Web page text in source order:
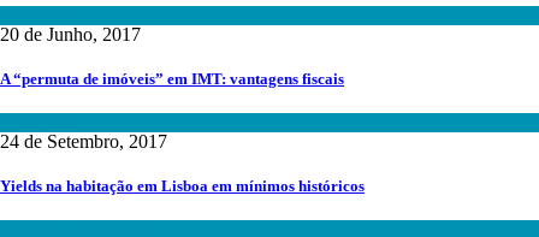
20 de Junho, 2017
A “permuta de imóveis” em IMT: vantagens fiscais
24 de Setembro, 2017
Yields na habitação em Lisboa em mínimos históricos